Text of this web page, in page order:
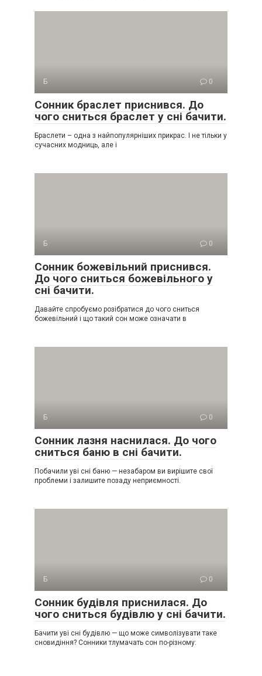
Б 0
Сонник браслет приснився. До
чого сниться браслет у сні бачити.
Браслети – одна з найпопулярніших прикрас. І не тільки у
сучасних модниць, але і
Б 0
Сонник божевільний приснився.
До чого сниться божевільного у
сні бачити.
Давайте спробуємо розібратися до чого сниться
божевільний і що такий сон може означати в
Б 0
Сонник лазня наснилася. До чого
сниться баню в сні бачити.
Побачили уві сні баню — незабаром ви вирішите свої
проблеми і залишите позаду неприємності.
Б 0
Сонник будівля приснилася. До
чого сниться будівлю у сні бачити.
Бачити уві сні будівлю — що може символізувати таке
сновидіння? Сонники тлумачать сон по-різному: